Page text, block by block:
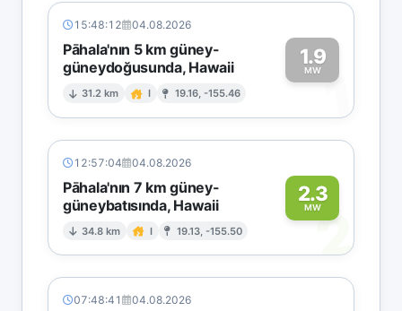
15:48:12 04.08.2026
Pāhala'nın 5 km güney-
güneydoğusunda, Hawaii
31.2 km I 19.16, -155.46
1.9
MW1
12:57:04 04.08.2026
Pāhala'nın 7 km güney-
güneybatısında, Hawaii
34.8 km I 19.13, -155.50
2.3
MW2
07:48:41 04.08.2026